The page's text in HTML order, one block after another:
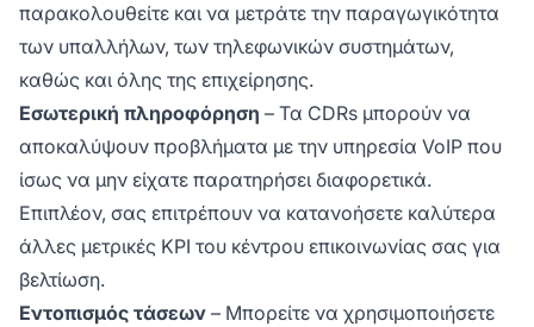
παρακολουθείτε και να μετράτε την παραγωγικότητα
των υπαλλήλων, των τηλεφωνικών συστημάτων,
καθώς και όλης της επιχείρησης.
Εσωτερική πληροφόρηση – Τα CDRs μπορούν να
αποκαλύψουν προβλήματα με την υπηρεσία VoIP που
ίσως να μην είχατε παρατηρήσει διαφορετικά.
Επιπλέον, σας επιτρέπουν να κατανοήσετε καλύτερα
άλλες μετρικές KPI του κέντρου επικοινωνίας σας για
βελτίωση.
Εντοπισμός τάσεων – Μπορείτε να χρησιμοποιήσετε